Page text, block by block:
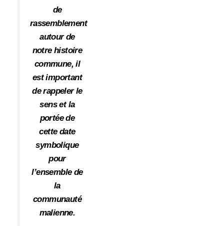
de
rassemblement
autour de
notre histoire
commune, il
est important
de rappeler le
sens et la
portée de
cette date
symbolique
pour
l’ensemble de
la
communauté
malienne.